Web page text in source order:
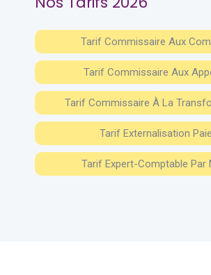
Tarif Commissaire Aux
Tarif Commissaire Aux
Tarif Commissaire À La
Tarif Externalisation Paie
Tarif Expert-Comptable Par